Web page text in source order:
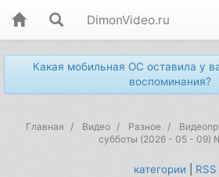
DimonVideo.ru
Какая мобильная ОС оставила у
воспоминания?
Главная Видео Разное
субботы (2026 - 05 - 09)
категории RSS